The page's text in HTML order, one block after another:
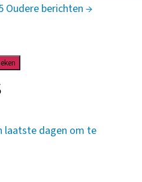
Oudere berichten →
laatste dagen om te